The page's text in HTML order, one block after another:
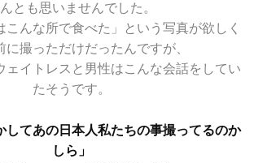
とも思いませんでした。
こんな所で食べた」という写真が欲しく
に撮っただけだったんですが、
ェイトレスと男性はこんな会話をしてい
たそうです。
してあの日本人私たちの事撮ってるのか
しら」